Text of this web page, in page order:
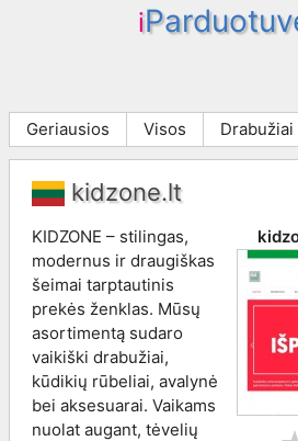
i
Geriausios Visos Drabužiai
kidzone.lt
KIDZONE – stilingas,
modernus ir draugiškas
šeimai tarptautinis
prekės ženklas. Mūsų
asortimentą sudaro
vaikiški drabužiai,
kūdikių rūbeliai, avalynė
bei aksesuarai. Vaikams
nuolat augant, tėvelių